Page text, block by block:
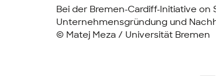
Bei der Bremen-Cardiff-Initiative
Unternehmensgründung und
© Matej Meza / Universität Bremen